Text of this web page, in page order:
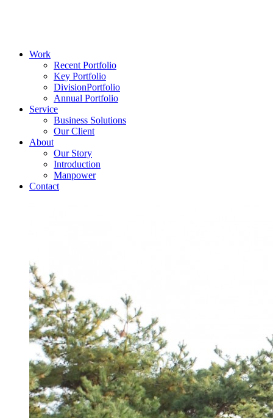
Work
Recent Portfolio
Key Portfolio
DivisionPortfolio
Annual Portfolio
Service
Business Solutions
Our Client
About
Our Story
Introduction
Manpower
Contact